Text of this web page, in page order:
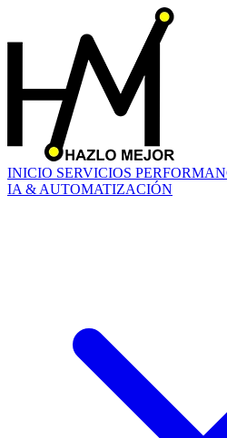
INICIO SERVICIOS
IA & AUTOMATIZACIÓN